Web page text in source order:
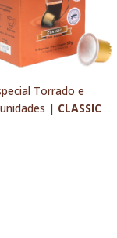
Torrado e
| CLASSIC